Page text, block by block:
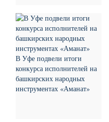
В Уфе подвели итоги
конкурса исполнителей на
башкирских народных
инструментах «Аманат»